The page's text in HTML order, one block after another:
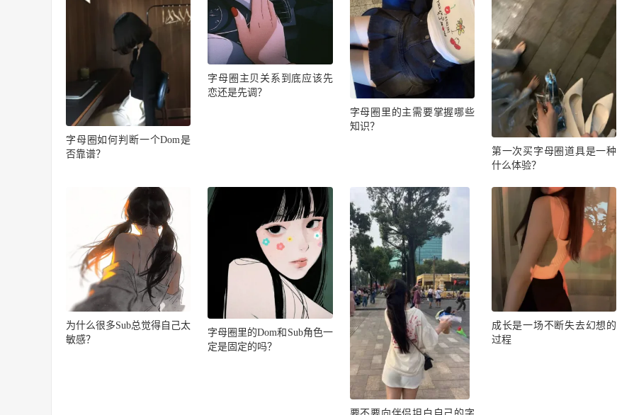
字母圈如何判断一个Dom是
否靠谱？
字母圈主贝关系到底应该先
恋还是先调？
字母圈里的主需要掌握哪些
知识？
第一次买字母圈道具是一种
什么体验？
为什么很多Sub总觉得自己太
敏感？
字母圈里的Dom和Sub角色一
定是固定的吗？
成长是一场不断失去幻想的
过程